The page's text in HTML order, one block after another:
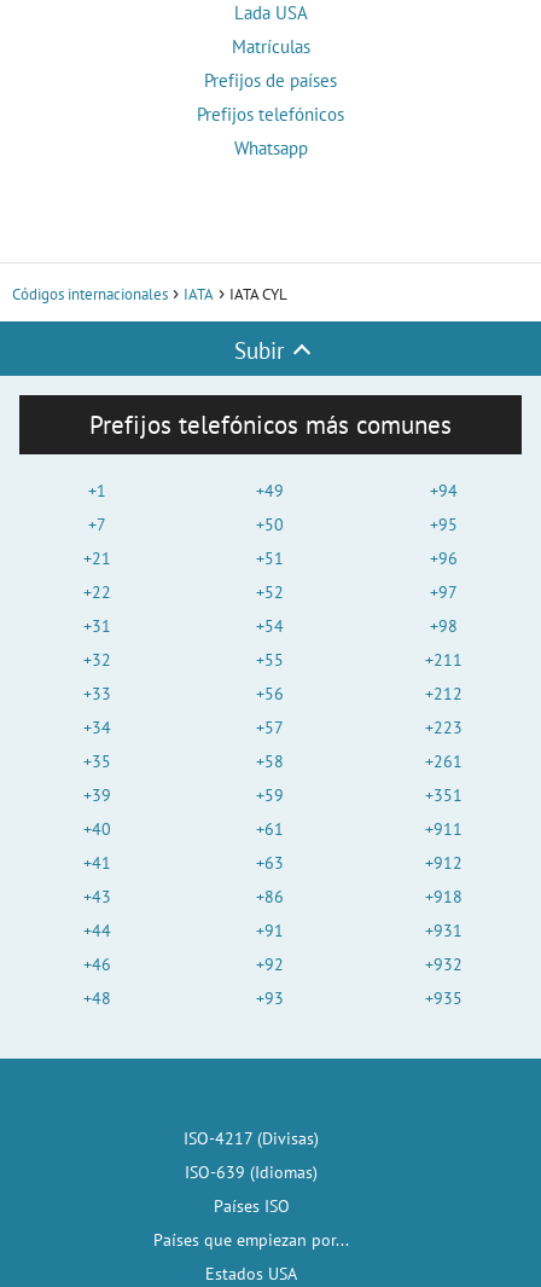
Lada USA
Matrículas
Prefijos de países
Prefijos telefónicos
Whatsapp
Códigos internacionales IATA IATA CYL
Subir
Prefijos telefónicos más comunes
+1
+7
+21
+22
+31
+32
+33
+34
+35
+39
+40
+41
+43
+44
+46
+48
+49
+50
+51
+52
+54
+55
+56
+57
+58
+59
+61
+63
+86
+91
+92
+93
+94
+95
+96
+97
+98
+211
+212
+223
+261
+351
+911
+912
+918
+931
+932
+935
ISO-4217 (Divisas)
ISO-639 (Idiomas)
Países ISO
Países que empiezan por...
Estados USA